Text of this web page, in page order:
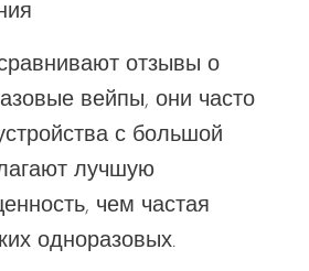
отзывы о
вейпы, они часто
с большой
лучшую
чем частая
одноразовых.